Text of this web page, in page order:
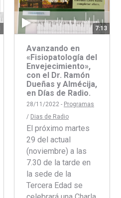
7:13
Avanzando en
«Fisiopatología del
Envejecimiento»,
con el Dr. Ramón
Dueñas y Almécija,
en Días de Radio.
28/11/2022 - Programas
/ Dias de Radio
El próximo martes
29 del actual
(noviembre) a las
7.30 de la tarde en
la sede de la
Tercera Edad se